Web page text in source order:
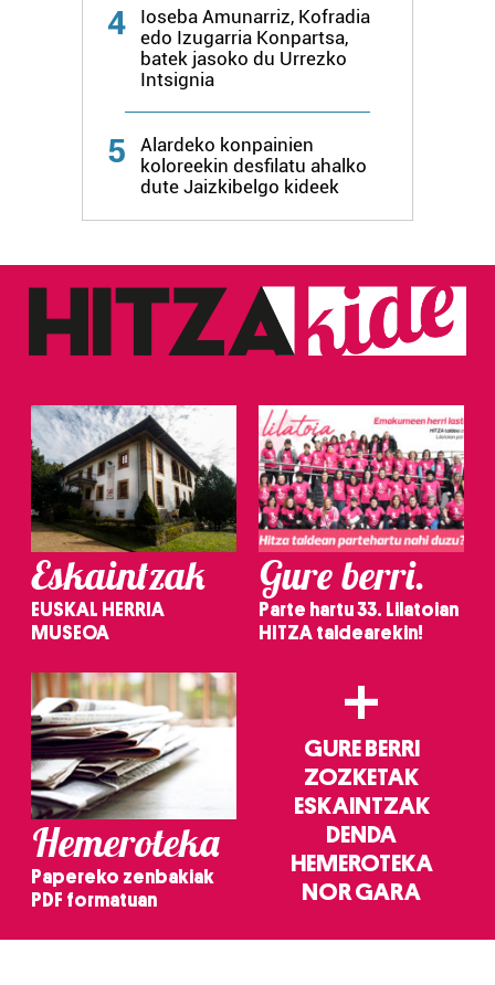
4
Ioseba Amunarriz, Kofradia
edo Izugarria Konpartsa,
batek jasoko du Urrezko
Intsignia
5
Alardeko konpainien
koloreekin desfilatu ahalko
dute Jaizkibelgo kideek
Eskaintzak
EUSKAL HERRIA
MUSEOA
Gure berri.
Parte hartu 33. Lilatoian
HITZA taldearekin!
Hemeroteka
Papereko zenbakiak
PDF formatuan
+
GURE BERRI
ZOZKETAK
ESKAINTZAK
DENDA
HEMEROTEKA
NOR GARA